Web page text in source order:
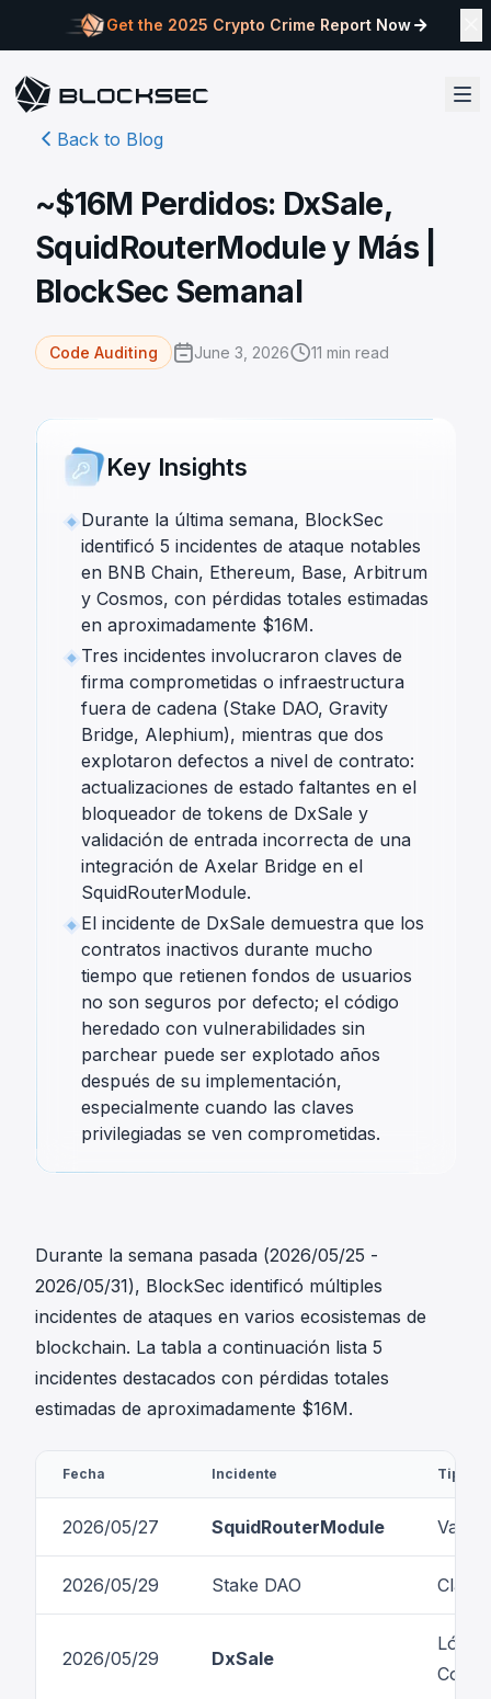
Get the 2025 Crypto Crime Report Now
Back to Blog
~$16M Perdidos: DxSale,
SquidRouterModule y Más |
BlockSec Semanal
Code Auditing June 3, 2026 11 min read
Key Insights
Durante la última semana, BlockSec
identificó 5 incidentes de ataque notables
en BNB Chain, Ethereum, Base, Arbitrum
y Cosmos, con pérdidas totales estimadas
en aproximadamente $16M.
Tres incidentes involucraron claves de
firma comprometidas o infraestructura
fuera de cadena (Stake DAO, Gravity
Bridge, Alephium), mientras que dos
explotaron defectos a nivel de contrato:
actualizaciones de estado faltantes en el
bloqueador de tokens de DxSale y
validación de entrada incorrecta de una
integración de Axelar Bridge en el
SquidRouterModule.
El incidente de DxSale demuestra que los
contratos inactivos durante mucho
tiempo que retienen fondos de usuarios
no son seguros por defecto; el código
heredado con vulnerabilidades sin
parchear puede ser explotado años
después de su implementación,
especialmente cuando las claves
privilegiadas se ven comprometidas.
Durante la semana pasada (2026/05/25 -
2026/05/31), BlockSec identificó múltiples
incidentes de ataques en varios ecosistemas de
blockchain. La tabla a continuación lista 5
incidentes destacados con pérdidas totales
estimadas de aproximadamente $16M.
Fecha Incidente Tipo
2026/05/27 SquidRouterModule
2026/05/29 Stake DAO Clave
2026/05/29 DxSale